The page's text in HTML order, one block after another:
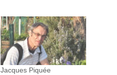
Jacques Piquée